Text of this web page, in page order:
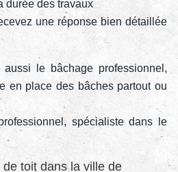
durée des travaux
une réponse bien détaillée
le bâchage professionnel,
en place des bâches partout ou
spécialiste dans le
toit dans la ville de